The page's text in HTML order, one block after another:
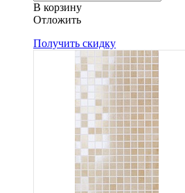
В корзину
Oтложить
Получить скидку